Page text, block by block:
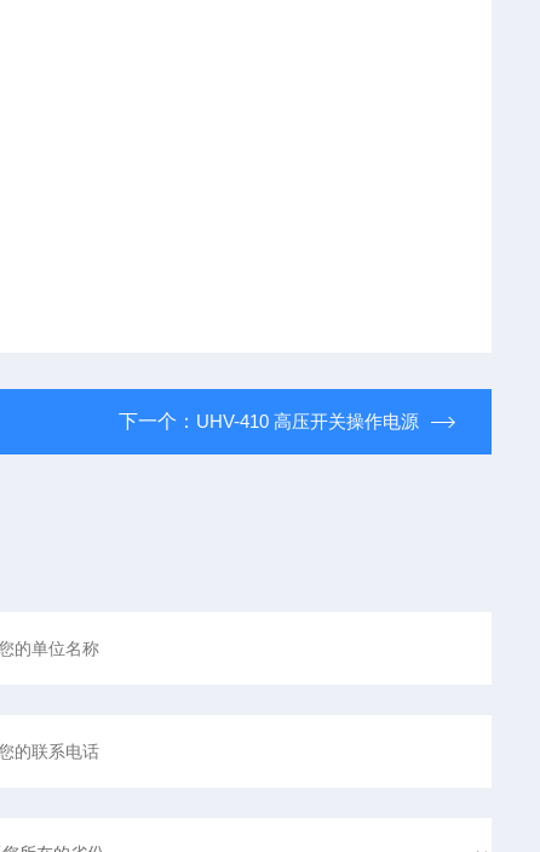
下一个： UHV-410 高压开关操作电源